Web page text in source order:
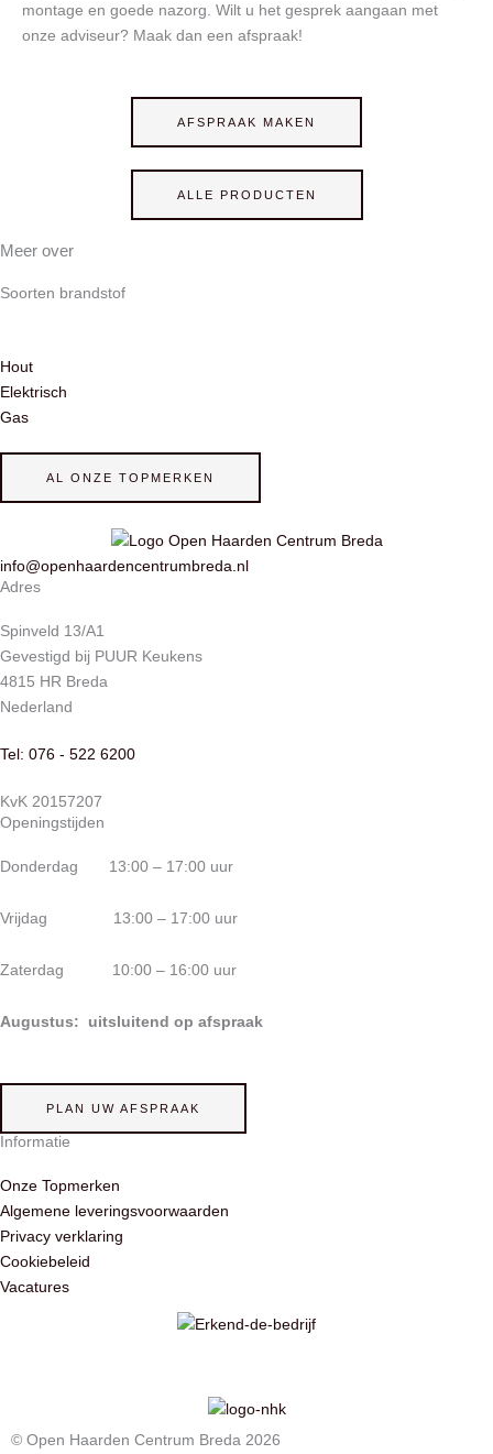
montage en goede nazorg. Wilt u het gesprek aangaan met
onze adviseur? Maak dan een afspraak!
AFSPRAAK MAKEN
ALLE PRODUCTEN
Meer over
Soorten brandstof
Hout
Elektrisch
Gas
AL ONZE TOPMERKEN
info@openhaardencentrumbreda.nl
Adres
Spinveld 13/A1
Gevestigd bij PUUR Keukens
4815 HR Breda
Nederland
Tel: 076 - 522 6200
KvK 20157207
Openingstijden
Donderdag 13:00 – 17:00 uur
Vrijdag 13:00 – 17:00 uur
Zaterdag 10:00 – 16:00 uur
Augustus: uitsluitend op afspraak
PLAN UW AFSPRAAK
Informatie
Onze Topmerken
Algemene leveringsvoorwaarden
Privacy verklaring
Cookiebeleid
Vacatures
© Open Haarden Centrum Breda 2026